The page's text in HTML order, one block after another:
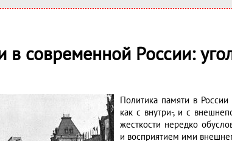
в современной России:
Политика памяти в
как с внутри-, и с
жесткости нередко
и восприятием ими